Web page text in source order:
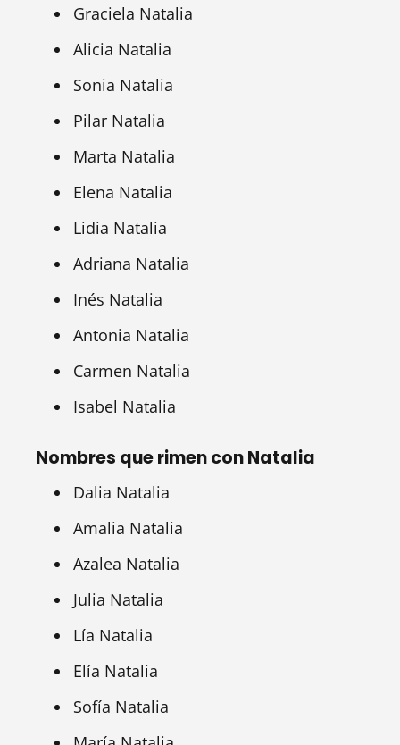
Graciela Natalia
Alicia Natalia
Sonia Natalia
Pilar Natalia
Marta Natalia
Elena Natalia
Lidia Natalia
Adriana Natalia
Inés Natalia
Antonia Natalia
Carmen Natalia
Isabel Natalia
Nombres que rimen con Natalia
Dalia Natalia
Amalia Natalia
Azalea Natalia
Julia Natalia
Lía Natalia
Elía Natalia
Sofía Natalia